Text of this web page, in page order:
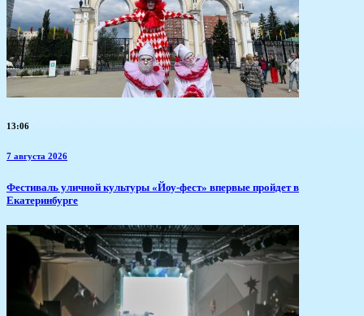
13:06
7 августа 2026
​Фестиваль уличной культуры «Йоу-фест» впервые пройдет в
Екатеринбурге